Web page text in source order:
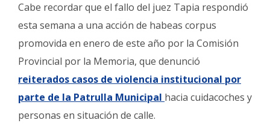
Cabe recordar que el fallo del juez Tapia respondió
esta semana a una acción de habeas corpus
promovida en enero de este año por la Comisión
Provincial por la Memoria, que denunció
reiterados casos de violencia institucional por
parte de la Patrulla Municipal hacia cuidacoches y
personas en situación de calle.